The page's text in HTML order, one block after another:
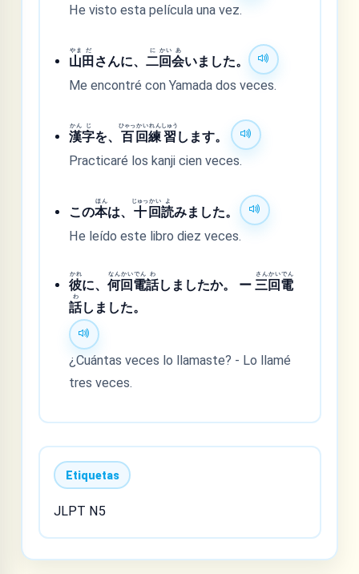
He visto esta película una vez.
山
やま
田
だ
さんに、二
に
回
かい
会
あ
いました。
Me encontré con Yamada dos veces.
漢
かん
字
じ
を、 百
ひゃっ
回
かい
練
れん
習
しゅう
します。
Practicaré los kanji cien veces.
この本
ほん
は、 十
じゅっ
回
かい
読
よ
みました。
He leído este libro diez veces.
彼
かれ
に、何
なん
回
かい
電
でん
話
わ
しましたか。 ー三
さん
回
かい
電
でん
話
わ
しました。
¿Cuántas veces lo llamaste? - Lo llamé
tres veces.
Etiquetas
JLPT N5